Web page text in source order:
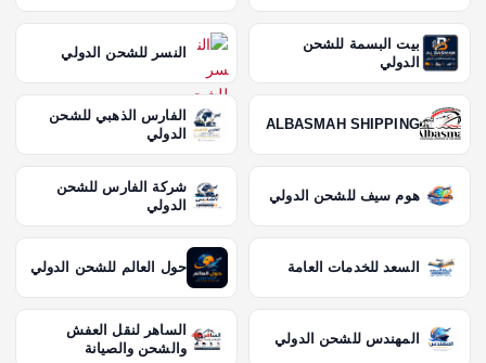
بيت البسمة للشحن
الدولي
النسر للشحن الدولي
ALBASMAH SHIPPING
الفارس الذهبي للشحن
الدولي
هوم سيف للشحن الدولي
شركة الفارس للشحن
الدولي
السعد للخدمات العامة حول العالم للشحن الدولي
المهندس للشحن الدولي
الساهر لنقل العفش
والشحن والصيانة